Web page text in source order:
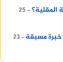
المقلية؟
25
خبرة مسبقة
23